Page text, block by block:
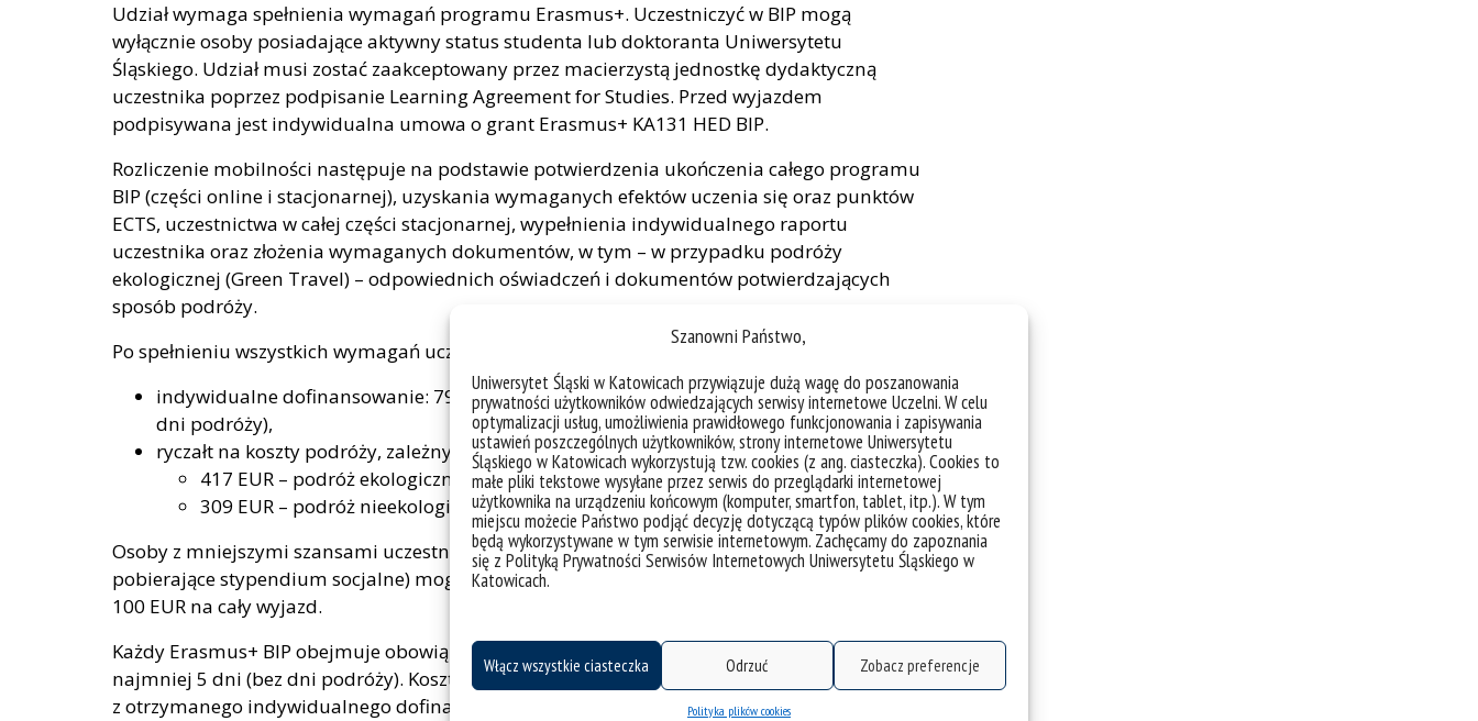
Szanowni Państwo,
Uniwersytet Śląski w Katowicach przywiązuje dużą wagę do poszanowania
prywatności użytkowników odwiedzających serwisy internetowe Uczelni. W celu
optymalizacji usług, umożliwienia prawidłowego funkcjonowania i zapisywania
ustawień poszczególnych użytkowników, strony internetowe Uniwersytetu
Śląskiego w Katowicach wykorzystują tzw. cookies (z ang. ciasteczka). Cookies to
małe pliki tekstowe wysyłane przez serwis do przeglądarki internetowej
użytkownika na urządzeniu końcowym (komputer, smartfon, tablet, itp.). W tym
miejscu możecie Państwo podjąć decyzję dotyczącą typów plików cookies, które
będą wykorzystywane w tym serwisie internetowym. Zachęcamy do zapoznania
się z Polityką Prywatności Serwisów Internetowych Uniwersytetu Śląskiego w
Katowicach.
Włącz wszystkie ciasteczka Odrzuć Zobacz preferencje
Polityka plików cookies
Udział wymaga spełnienia wymagań programu Erasmus+. Uczestniczyć w BIP mogą
wyłącznie osoby posiadające aktywny status studenta lub doktoranta Uniwersytetu
Śląskiego. Udział musi zostać zaakceptowany przez macierzystą jednostkę dydaktyczną
uczestnika poprzez podpisanie Learning Agreement for Studies. Przed wyjazdem
podpisywana jest indywidualna umowa o grant Erasmus+ KA131 HED BIP.
Rozliczenie mobilności następuje na podstawie potwierdzenia ukończenia całego programu
BIP (części online i stacjonarnej), uzyskania wymaganych efektów uczenia się oraz punktów
ECTS, uczestnictwa w całej części stacjonarnej, wypełnienia indywidualnego raportu
uczestnika oraz złożenia wymaganych dokumentów, w tym – w przypadku podróży
ekologicznej (Green Travel) – odpowiednich oświadczeń i dokumentów potwierdzających
sposób podróży.
Po spełnieniu wszystkich wymagań uczestnicy otrzymują:
indywidualne dofinansowanie: 79 EUR za każdy dzień mobilności (5 dni mobilności + 2
dni podróży),
ryczałt na koszty podróży, zależny od środka transportu i odległości:
417 EUR – podróż ekologiczna (np. pociąg, autobus, carpooling),
309 EUR – podróż nieekologiczna (np. samolot).
Osoby z mniejszymi szansami uczestnictwa (osoby z niepełnosprawnościami lub
pobierające stypendium socjalne) mogą otrzymać dodatkowe dofinansowanie w wysokości
100 EUR na cały wyjazd.
Każdy Erasmus+ BIP obejmuje obowiązkową część online oraz część stacjonarną trwającą co
najmniej 5 dni (bez dni podróży). Koszty zakwaterowania i wyżywienia uczestnicy pokrywają
z otrzymanego indywidualnego dofinansowania.